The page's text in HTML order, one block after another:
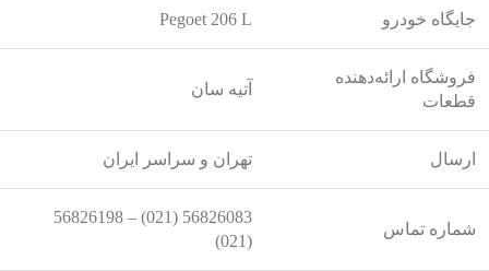
جایگاه خودرو Pegoet 206 L
فروشگاه ارائه‌دهنده
قطعات
آتیه سان
ارسال تهران و سراسر ایران
شماره تماس
56826083 (021) – 56826198
(021)